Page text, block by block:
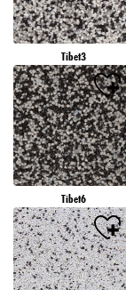
Tibet3
Tibet6